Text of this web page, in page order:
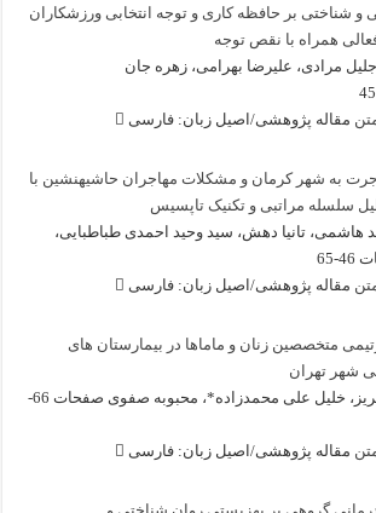
و شناختی بر حافظه کاری و توجه انتخابی ورزشکاران
همراه با نقص توجه
مرادی، علیرضا بهرامی، زهره جان
مقاله پژوهشی/اصیل زبان: فارسی
به شهر کرمان و مشکلات مهاجران حاشیهنشین با
سلسله مراتبی و تکنیک تاپسیس
هاشمی، تانیا دهش، سید وحید احمدی طباطبایی،
65
مقاله پژوهشی/اصیل زبان: فارسی
متخصصین زنان و ماماها در بیمارستان های
شهر تهران
خلیل علی محمدزاده*، محبوبه صفوی
صفحات 66-
مقاله پژوهشی/اصیل زبان: فارسی